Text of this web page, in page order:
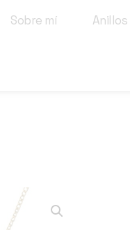
Sobre mí Anillos